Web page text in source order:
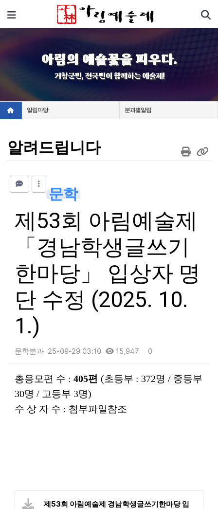
메뉴
아림의 예술꽃을 피우다.
거창군민, 전국민이 함께하는 예술제!
알림마당 분과별알림
알려드립니다
문학
제53회 아림예술제
「경남학생글쓰기
한마당」 입상자 명
단 수정 (2025. 10.
1.)
문학분과 25-09-29 03:10 15,947 0
본문
총응모편 수 : 405편 (초등부 : 372명 / 중등부
30명 / 고등부 3명)
수 상 자 수 : 첨부파일참조
제53회 아림예술제 경남학생글쓰기한마당 입